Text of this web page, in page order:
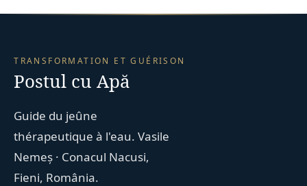
TRANSFORMATION ET GUÉRISON
Postul cu Apă
Guide du jeûne
thérapeutique à l'eau. Vasile
Nemeș · Conacul Nacusi,
Fieni, România.